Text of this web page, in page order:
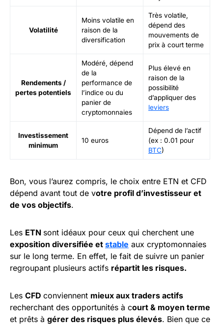
Volatilité
Moins volatile en
raison de la
diversification
Très volatile,
dépend des
mouvements de
prix à court terme
Rendements /
pertes potentiels
Modéré, dépend
de la
performance de
l’indice ou du
panier de
cryptomonnaies
Plus élevé en
raison de la
possibilité
d’appliquer des
leviers
Investissement
minimum
10 euros
Dépend de l’actif
(ex : 0.01 pour
BTC)
Bon, vous l’aurez compris, le choix entre ETN et CFD
dépend avant tout de votre profil d’investisseur et
de vos objectifs.
Les ETN sont idéaux pour ceux qui cherchent une
exposition diversifiée et stable aux cryptomonnaies
sur le long terme. En effet, le fait de suivre un panier
regroupant plusieurs actifs répartit les risques.
Les CFD conviennent mieux aux traders actifs
recherchant des opportunités à court & moyen terme
et prêts à gérer des risques plus élevés. Bien que ce